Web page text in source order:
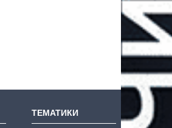
ТЕМАТИКИ